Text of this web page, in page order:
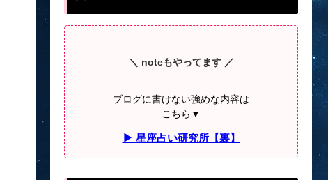
＼ noteもやってます ／
ブログに書けない強めな内容は
こちら▼
▶ 星座占い研究所【裏】